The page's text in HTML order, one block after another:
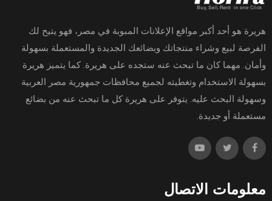
هريرة هو أحد أكبر مواقع الإعلانات المبوبة في مصر، فهو يتيح لك
الفرصة لبيع وشراء منتجاتك وبضائعك الجديدة والمستعملة بسهولة
وأمان. مهما كان ما تبحث عنه ستجده على هريرة. كما يتميز هريرة
بسهولة الاستخدام وتغطيته لجميع محافظات جمهورية مصر العربية
وسهولة البحث عليه. يتوفر على هريرة كل ما تبحث عنه من بضائع
مستعملة أو جديدة.
معلومات الاتصال